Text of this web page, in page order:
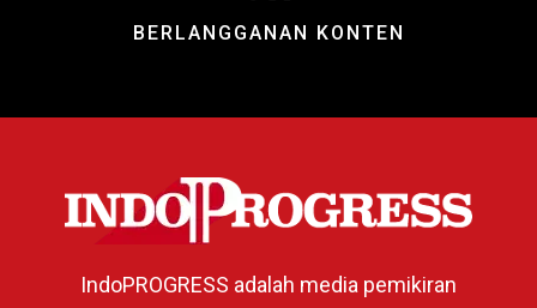
BERLANGGANAN KONTEN
IndoPROGRESS adalah media pemikiran